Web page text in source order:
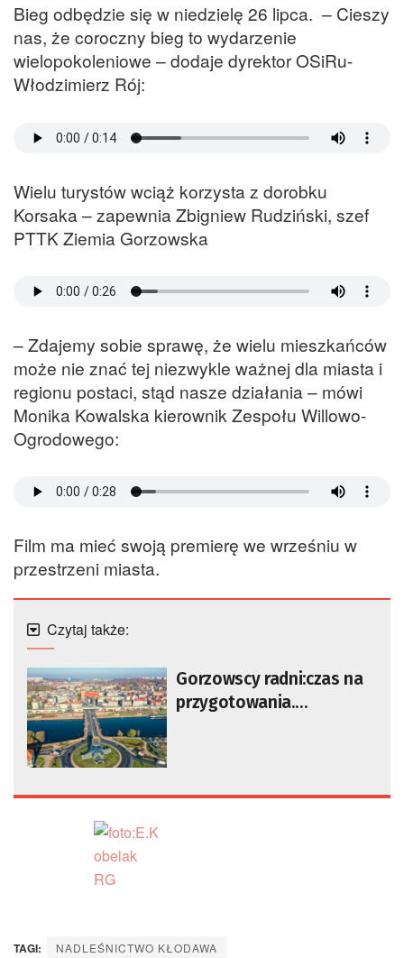
Bieg odbędzie się w niedzielę 26 lipca. – Cieszy
nas, że coroczny bieg to wydarzenie
wielopokoleniowe – dodaje dyrektor OSiRu-
Włodzimierz Rój:
Wielu turystów wciąż korzysta z dorobku
Korsaka – zapewnia Zbigniew Rudziński, szef
PTTK Ziemia Gorzowska
– Zdajemy sobie sprawę, że wielu mieszkańców
może nie znać tej niezwykle ważnej dla miasta i
regionu postaci, stąd nasze działania – mówi
Monika Kowalska kierownik Zespołu Willowo-
Ogrodowego:
Film ma mieć swoją premierę we wrześniu w
przestrzeni miasta.
Czytaj także:
Gorzowscy radni:czas na
przygotowania.
TAGI: NADLEŚNICTWO KŁODAWA